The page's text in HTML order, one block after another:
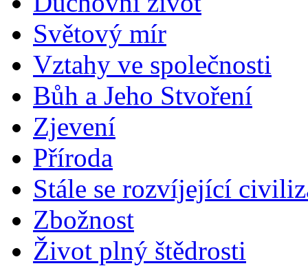
Světový mír
Vztahy ve společnosti
Bůh a Jeho Stvoření
Zjevení
Příroda
Stále se rozvíjející
Zbožnost
Život plný štědrosti